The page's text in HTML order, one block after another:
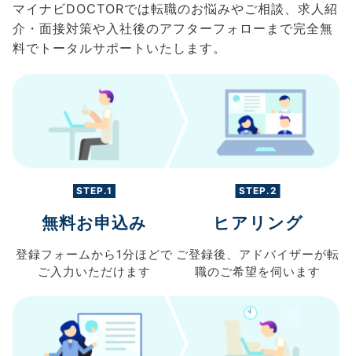
マイナビDOCTORでは転職のお悩みやご相談、求人紹
介・面接対策や入社後のアフターフォローまで完全無
料でトータルサポートいたします。
STEP.1
無料お申込み
登録フォームから 1分ほどで
ご入力 いただけます
STEP.2
ヒアリング
ご登録後、 アドバイザーが転
職のご希望を伺います